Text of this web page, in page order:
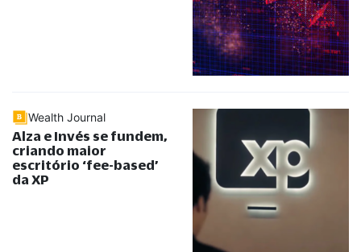
Wealth Journal
Alza e Invés se fundem,
criando maior
escritório ‘fee-based’
da XP